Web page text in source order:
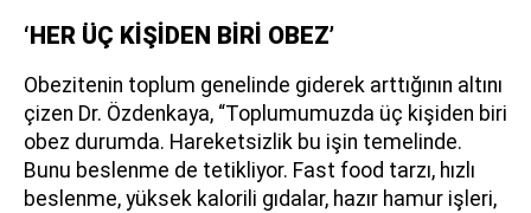
‘HER ÜÇ KİŞİDEN BİRİ OBEZ’
Obezitenin toplum genelinde giderek arttığının altını
çizen Dr. Özdenkaya, “Toplumumuzda üç kişiden biri
obez durumda. Hareketsizlik bu işin temelinde.
Bunu beslenme de tetikliyor. Fast food tarzı, hızlı
beslenme, yüksek kalorili gıdalar, hazır hamur işleri,